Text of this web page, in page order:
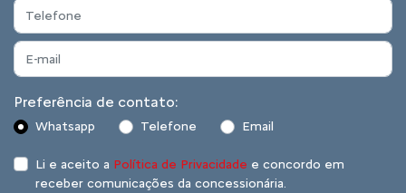
Preferência de contato:
Whatsapp Telefone Email
Li e aceito a Política de Privacidade e concordo em
receber comunicações da concessionária.